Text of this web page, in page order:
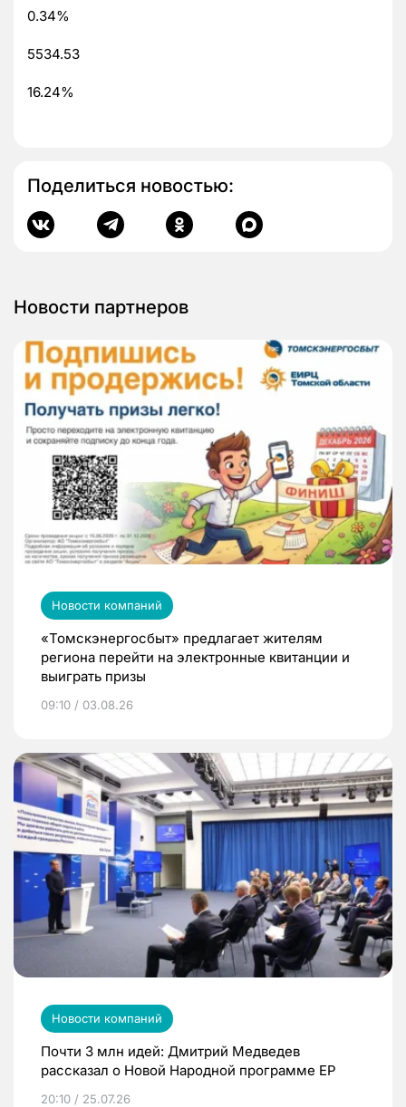
0.34%
5534.53
16.24%
Поделиться новостью:
Новости партнеров
Новости компаний
«Томскэнергосбыт» предлагает жителям
региона перейти на электронные квитанции и
выиграть призы
09:10 / 03.08.26
Новости компаний
Почти 3 млн идей: Дмитрий Медведев
рассказал о Новой Народной программе ЕР
20:10 / 25.07.26